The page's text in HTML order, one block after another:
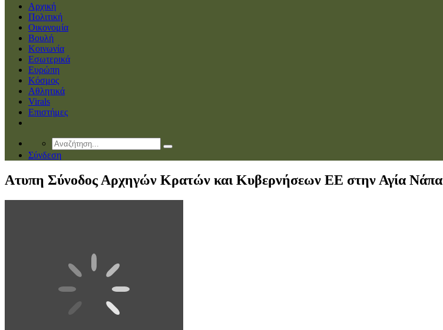
Αρχική
Πολιτική
Οικονομία
Βουλή
Κοινωνία
Εσωτερικά
Ευρώπη
Κόσμος
Αθλητικά
Virals
Επιστήμες
Σύνδεση
Ατυπη Σύνοδος Αρχηγών Κρατών και Κυβερνήσεων ΕΕ στην Αγία Νάπα